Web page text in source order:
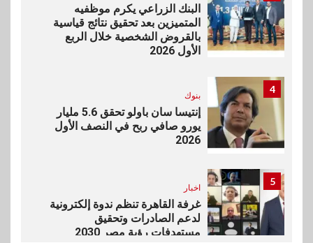
البنك الزراعي يكرم موظفيه
المتميزين بعد تحقيق نتائج قياسية
بالقروض الشخصية خلال الربع
الأول 2026
4
بنوك
إنتيسا سان باولو تحقق 5.6 مليار
يورو صافي ربح في النصف الأول
2026
5
اخبار
غرفة القاهرة تنظم ندوة إلكترونية
لدعم الصادرات وتحقيق
مستهدفات رؤية مصر 2030